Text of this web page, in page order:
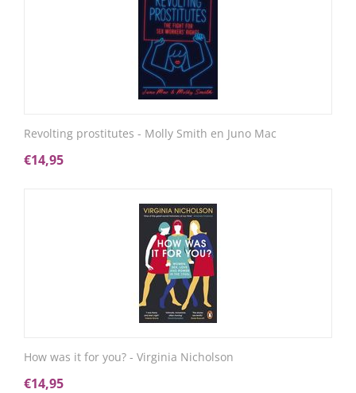
Revolting prostitutes - Molly Smith en Juno Mac
€14,95
How was it for you? - Virginia Nicholson
€14,95